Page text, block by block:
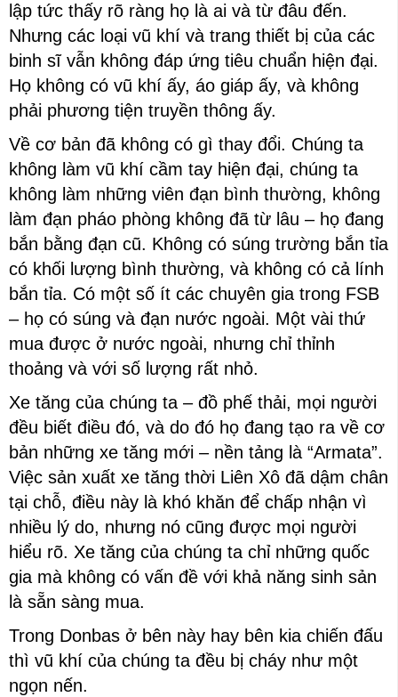
lập tức thấy rõ ràng họ là ai và từ đâu đến.
Nhưng các loại vũ khí và trang thiết bị của các
binh sĩ vẫn không đáp ứng tiêu chuẩn hiện đại.
Họ không có vũ khí ấy, áo giáp ấy, và không
phải phương tiện truyền thông ấy.
Về cơ bản đã không có gì thay đổi. Chúng ta
không làm vũ khí cầm tay hiện đại, chúng ta
không làm những viên đạn bình thường, không
làm đạn pháo phòng không đã từ lâu – họ đang
bắn bằng đạn cũ. Không có súng trường bắn tỉa
có khối lượng bình thường, và không có cả lính
bắn tỉa. Có một số ít các chuyên gia trong FSB
– họ có súng và đạn nước ngoài. Một vài thứ
mua được ở nước ngoài, nhưng chỉ thỉnh
thoảng và với số lượng rất nhỏ.
Xe tăng của chúng ta – đồ phế thải, mọi người
đều biết điều đó, và do đó họ đang tạo ra về cơ
bản những xe tăng mới – nền tảng là “Armata”.
Việc sản xuất xe tăng thời Liên Xô đã dậm chân
tại chỗ, điều này là khó khăn để chấp nhận vì
nhiều lý do, nhưng nó cũng được mọi người
hiểu rõ. Xe tăng của chúng ta chỉ những quốc
gia mà không có vấn đề với khả năng sinh sản
là sẵn sàng mua.
Trong Donbas ở bên này hay bên kia chiến đấu
thì vũ khí của chúng ta đều bị cháy như một
ngọn nến.